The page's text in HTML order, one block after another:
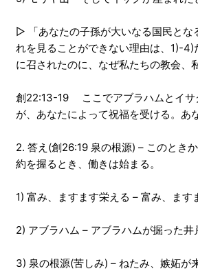
▷ 「あなたの子孫が大いなる国民とな
れを見ることができない理由は、1)-
に召されたのに、なぜ私たちの教会、
創22:13-19 ここでアブラハムとイサ
が、あなたによって祝福を受ける。あ
2. 答え(創26:19 泉の根源) – このとき
約を握るとき、働きは始まる。
1) 富み、ますます栄える – 富み、ます
2) アブラハム – アブラハムが掘った井
3) 泉の根源(苦しみ) – ねたみ、嫉妬が